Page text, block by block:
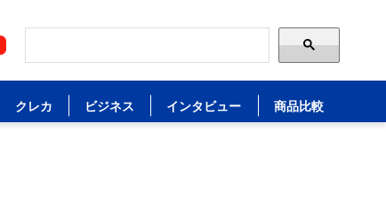
クレカ ビジネス インタビュー 商品比較